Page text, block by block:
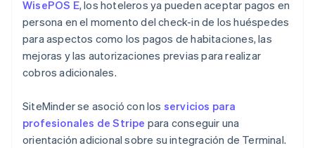
WisePOS E, los hoteleros ya pueden aceptar pagos en
persona en el momento del check-in de los huéspedes
para aspectos como los pagos de habitaciones, las
mejoras y las autorizaciones previas para realizar
cobros adicionales.
SiteMinder se asoció con los servicios para
profesionales de Stripe para conseguir una
orientación adicional sobre su integración de Terminal.